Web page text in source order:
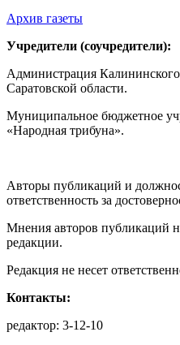
Архив газеты
Учредители (соучредители):
Администрация
Саратовской области.
Муниципальное бюджетное
«Народная трибуна».
Авторы публикаций и
ответственность за
Мнения авторов публикаций
редакции.
Редакция не несет
Контакты:
редактор: 3-12-10